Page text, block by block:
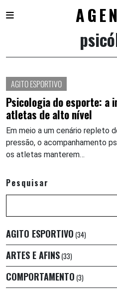
content
AGITO ESPORTIVO
Psicologia do esporte: a
atletas de alto nível
Em meio a um cenário repleto
pressão, o acompanhamento
os atletas manterem…
Pesquisar
AGITO ESPORTIVO (34)
ARTES E AFINS(33)
COMPORTAMENTO (3)